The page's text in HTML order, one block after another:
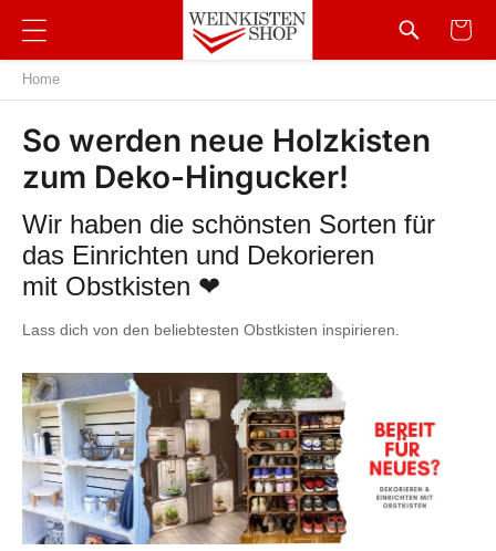
Home
So werden neue Holzkisten
zum Deko-Hingucker!
Wir haben die schönsten Sorten für
das Einrichten und Dekorieren
mit Obstkisten ❤
Lass dich von den beliebtesten Obstkisten inspirieren.